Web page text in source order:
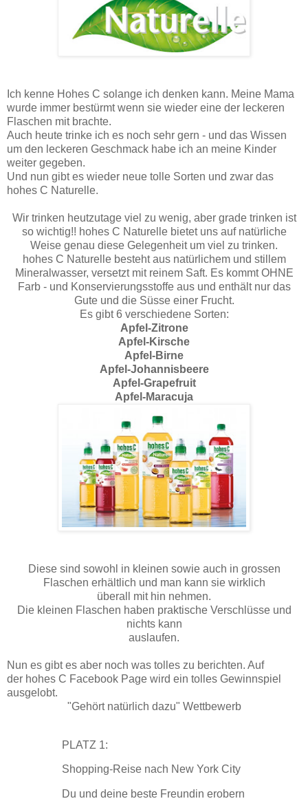
Ich kenne Hohes C solange ich denken kann. Meine Mama
wurde immer bestürmt wenn sie wieder eine der leckeren
Flaschen mit brachte.
Auch heute trinke ich es noch sehr gern - und das Wissen
um den leckeren Geschmack habe ich an meine Kinder
weiter gegeben.
Und nun gibt es wieder neue tolle Sorten und zwar das
hohes C Naturelle.
Wir trinken heutzutage viel zu wenig, aber grade trinken ist
so wichtig!! hohes C Naturelle bietet uns auf natürliche
Weise genau diese Gelegenheit um viel zu trinken.
hohes C Naturelle besteht aus natürlichem und stillem
Mineralwasser, versetzt mit reinem Saft. Es kommt OHNE
Farb - und Konservierungsstoffe aus und enthält nur das
Gute und die Süsse einer Frucht.
Es gibt 6 verschiedene Sorten:
Apfel-Zitrone
Apfel-Kirsche
Apfel-Birne
Apfel-Johannisbeere
Apfel-Grapefruit
Apfel-Maracuja
Diese sind sowohl in kleinen sowie auch in grossen
Flaschen erhältlich und man kann sie wirklich
überall mit hin nehmen.
Die kleinen Flaschen haben praktische Verschlüsse und
nichts kann
auslaufen.
Nun es gibt es aber noch was tolles zu berichten. Auf
der hohes C Facebook Page wird ein tolles Gewinnspiel
ausgelobt.
"Gehört natürlich dazu" Wettbewerb
PLATZ 1:
Shopping-Reise nach New York City
Du und deine beste Freundin erobern